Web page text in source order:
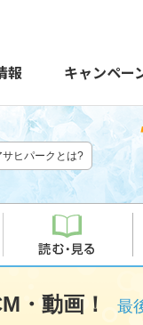
報 キャンペー
サヒパークとは?
・動画！ 最